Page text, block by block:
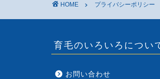
HOME プライバシーポリシー
育毛のいろいろについ
お問い合わせ